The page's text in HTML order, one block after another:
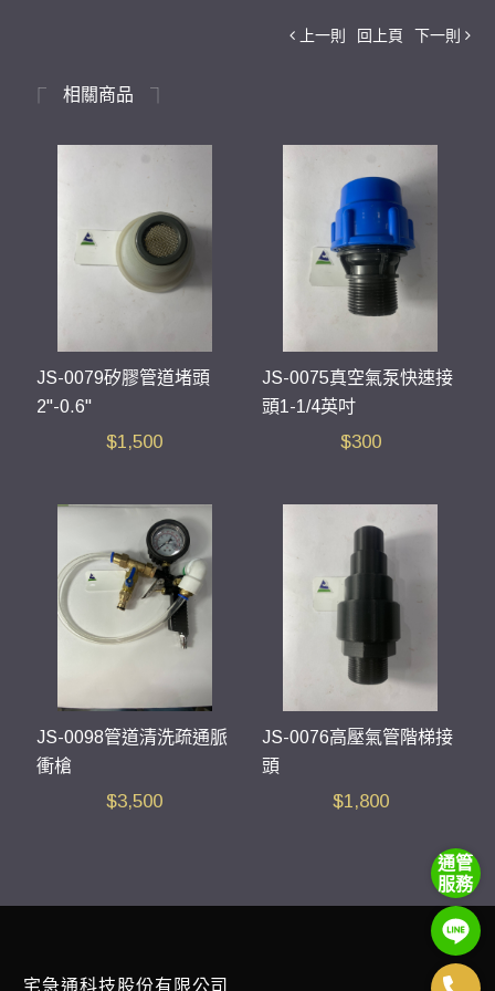
上一則 回上頁 下一則
相關商品
JS-0079矽膠管道堵頭
2"-0.6"
$1,500
JS-0075真空氣泵快速接
頭1-1/4英吋
$300
JS-0098管道清洗疏通脈
衝槍
$3,500
JS-0076高壓氣管階梯接
頭
$1,800
宅急通科技股份有限公司
通管
服務